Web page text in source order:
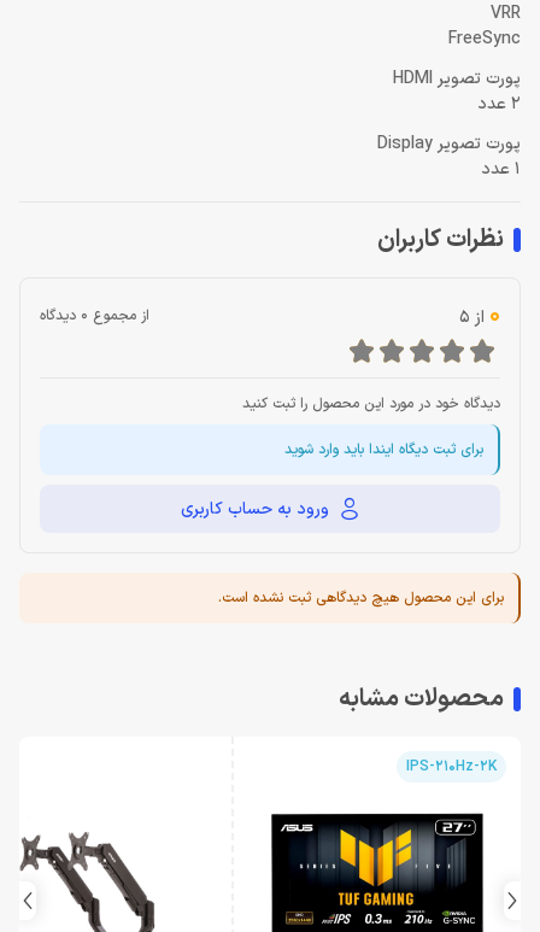
VRR
FreeSync
پورت تصویر HDMI
2 عدد
پورت تصویر Display
1 عدد
نظرات کاربران
0 از 5 از مجموع 0 دیدگاه
دیدگاه خود در مورد این محصول را ثبت کنید
برای ثبت دیگاه ایندا باید وارد شوید
ورود به حساب کاربری
برای این محصول هیچ دیدگاهی ثبت نشده است.
محصولات مشابه
IPS-210Hz-2K